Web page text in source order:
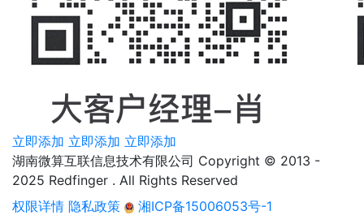
立即添加 立即添加 立即添加
湖南微算互联信息技术有限公司 Copyright © 2013 -
2025 Redfinger . All Rights Reserved
权限详情 隐私政策
湘ICP备15006053号-1